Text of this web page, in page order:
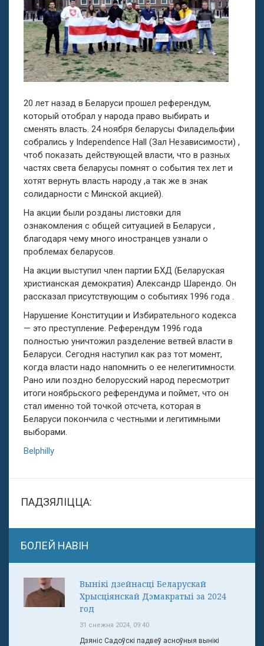
20 лет назад в Беларуси прошел референдум,
который отобрал у народа право выбирать и
сменять власть. 24 ноября беларусы Филадельфии
собрались у Independence Hall (Зал Независимости) ,
чтоб показать действующей власти, что в разных
частях света беларусы помнят о события тех лет и
хотят вернуть власть народу ,а так же в знак
солидарности с Минской акцией).
На акции были розданы листовки для
ознакомления с общей ситуацией в Беларуси ,
благодаря чему много иностранцев узнали о
проблемах беларусов.
На акции выступил член партии БХД (Беларуская
христианская демократия) Александр Шарендо. Он
рассказал присутствующим о событиях 1996 года .
Нарушение Конституции и Избирательного кодекса
— это преступление. Референдум 1996 года
полностью уничтожил разделение ветвей власти в
Беларуси. Сегодня наступил как раз тот момент,
когда власти надо напомнить о ее нелегитимности.
Рано или поздно белорусский народ пересмотрит
итоги ноябрьского референдума и поймет, что он
стал именно той точкой отсчета, которая в
Беларуси покончила с честными и легитимными
выборами.
Belphilly
ПАДЗЯЛІЦЦА:
БОЛЕЙ НАВІН
Вынікі дзейнасці Беларускай
Хрысціянскай Дэмакратыі за 2024
год
31 снежня 2024, 09:40
Дзяніс Садоўскі падвеў асноўныя вынікі